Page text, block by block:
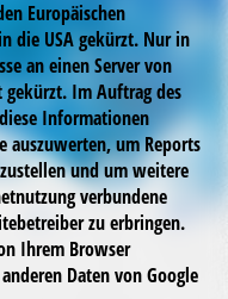
Europäischen
die USA gekürzt. Nur in
an einen Server von
gekürzt. Im Auftrag des
Informationen
auszuwerten, um Reports
und um weitere
verbundene
zu erbringen.
Ihrem Browser
Daten von Google